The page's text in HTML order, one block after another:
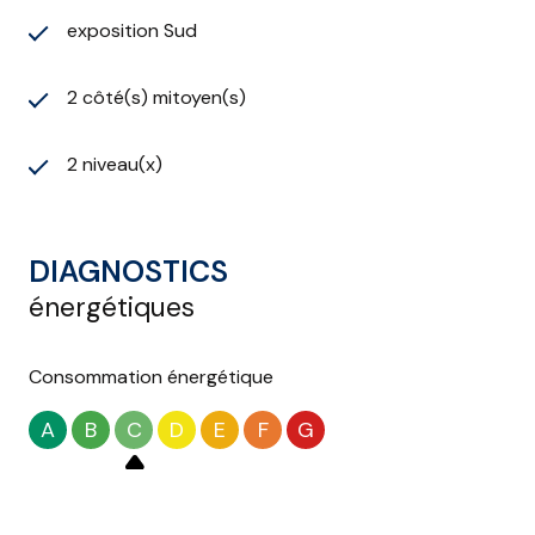
exposition Sud
2 côté(s) mitoyen(s)
2 niveau(x)
DIAGNOSTICS
énergétiques
Consommation énergétique
A B C D E F G